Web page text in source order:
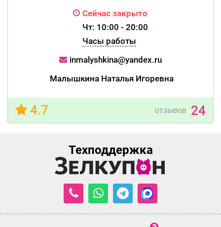
Сейчас закрыто
Чт: 10:00 - 20:00
Часы работы
inmalyshkina@yandex.ru
Малышкина Наталья Игоревна
4.7 отзывов 24
Техподдержка